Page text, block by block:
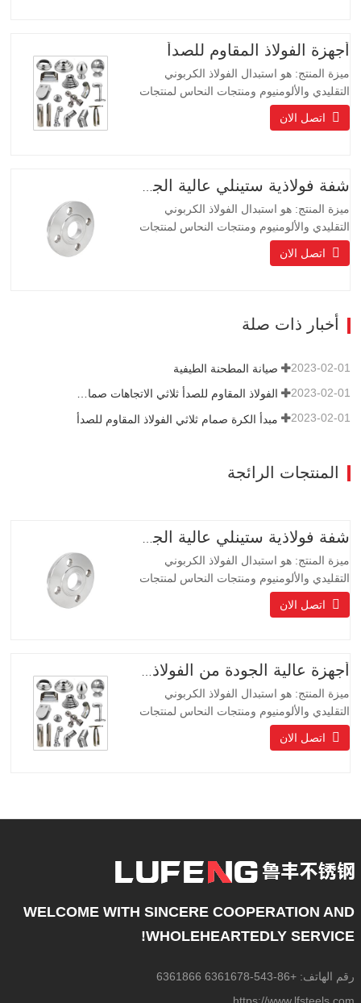
المعدات.
أجهزة الفولاذ المقاوم للصدأ
ميزة المنتج: هو استبدال الفولاذ الكربوني
التقليدي والألومنيوم ومنتجات النحاس لمنتجات
حماية البيئة ، والمنتجات ذات العمر الطويل
حياة طويلة ، مظهر جميل ، مقاومة للأحماض
المعدات.
اتصل الان
شفة فولاذية ستينلي عالية الجودة
ميزة المنتج: هو استبدال الفولاذ الكربوني
التقليدي والألومنيوم ومنتجات النحاس لمنتجات
حماية البيئة ، والمنتجات ذات العمر الطويل
حياة طويلة ، مظهر جميل ، مقاومة للأحماض
المعدات.
اتصل الان
أخبار ذات صلة
صيانة المطحنة الطيفية 2023-02-01
الفولاذ المقاوم للصدأ ثلاثي الاتجاهات صمام الكرة الهيكلية الميزات 2023-02-01
مبدأ الكرة صمام ثلاثي الفولاذ المقاوم للصدأ 2023-02-01
المنتجات الرائجة
شفة فولاذية ستينلي عالية الجودة
ميزة المنتج: هو استبدال الفولاذ الكربوني
التقليدي والألومنيوم ومنتجات النحاس لمنتجات
حماية البيئة ، والمنتجات ذات العمر الطويل
حياة طويلة ، مظهر جميل ، مقاومة للأحماض
المعدات.
اتصل الان
ميزة المنتج: هو استبدال الفولاذ الكربوني
التقليدي والألومنيوم ومنتجات النحاس لمنتجات
حماية البيئة ، والمنتجات ذات العمر الطويل
حياة طويلة ، مظهر جميل ، مقاومة للأحماض
اتصل الان
WELCOME WITH SINCERE COOPERATION AND
WHOLEHEARTEDLY SERVICE!
رقم الهاتف: +86-543-6361678 6361866